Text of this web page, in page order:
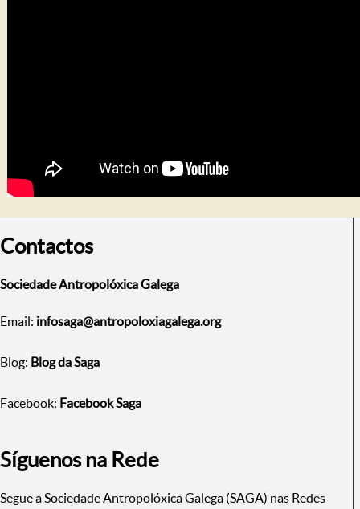
Contactos
Sociedade Antropolóxica Galega
Email: infosaga@antropoloxiagalega.org
Blog: Blog da Saga
Facebook: Facebook Saga
Síguenos na Rede
Segue a Sociedade Antropolóxica Galega (SAGA) nas Redes